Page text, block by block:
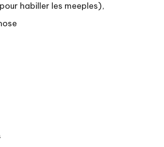
habiller les meeples),